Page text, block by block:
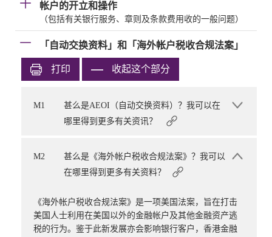
帐户的开立和操作
（包括有关银行服务、章则及条款费用收的一般问题）
「自动交换资料」和「海外帐户税收合规法案」
打印 收起这个部分
M1
甚么是AEOI（自动交换资料）？我可以在
哪里得到更多有关资讯？
M2
甚么是《海外帐户税收合规法案》？我可以
在哪里得到更多有关资料？
《海外帐户税收合规法案》是一项美国法案，旨在打击
美国人士利用在美国以外的金融帐户及其他金融资产逃
税的行为。鉴于此新发展亦会影响银行客户，香港金融